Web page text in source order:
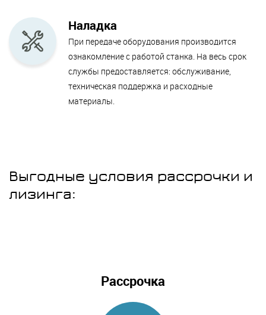
Наладка
При передаче оборудования производится
ознакомление с работой станка. На весь срок
службы предоставляется: обслуживание,
техническая поддержка и расходные
материалы.
Выгодные условия рассрочки и
лизинга:
Рассрочка